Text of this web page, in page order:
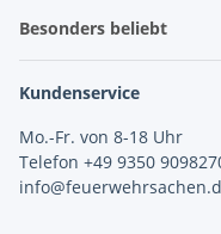
Besonders beliebt
Kundenservice
Mo.-Fr. von 8-18 Uhr
Telefon +49 9350